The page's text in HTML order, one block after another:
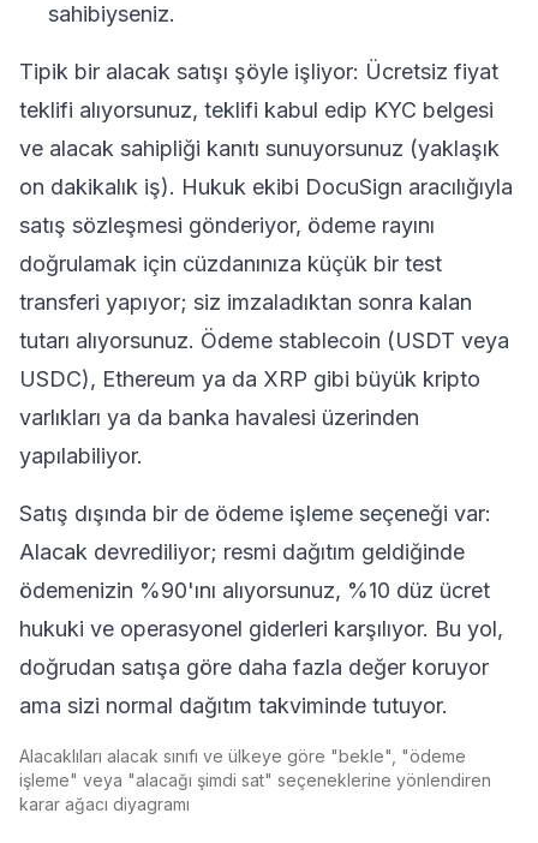
sahibiyseniz.
Tipik bir alacak satışı şöyle işliyor: Ücretsiz fiyat
teklifi alıyorsunuz, teklifi kabul edip KYC belgesi
ve alacak sahipliği kanıtı sunuyorsunuz (yaklaşık
on dakikalık iş). Hukuk ekibi DocuSign aracılığıyla
satış sözleşmesi gönderiyor, ödeme rayını
doğrulamak için cüzdanınıza küçük bir test
transferi yapıyor; siz imzaladıktan sonra kalan
tutarı alıyorsunuz. Ödeme stablecoin (USDT veya
USDC), Ethereum ya da XRP gibi büyük kripto
varlıkları ya da banka havalesi üzerinden
yapılabiliyor.
Satış dışında bir de ödeme işleme seçeneği var:
Alacak devrediliyor; resmi dağıtım geldiğinde
ödemenizin %90'ını alıyorsunuz, %10 düz ücret
hukuki ve operasyonel giderleri karşılıyor. Bu yol,
doğrudan satışa göre daha fazla değer koruyor
ama sizi normal dağıtım takviminde tutuyor.
Alacaklıları alacak sınıfı ve ülkeye göre "bekle", "ödeme
işleme" veya "alacağı şimdi sat" seçeneklerine yönlendiren
karar ağacı diyagramı